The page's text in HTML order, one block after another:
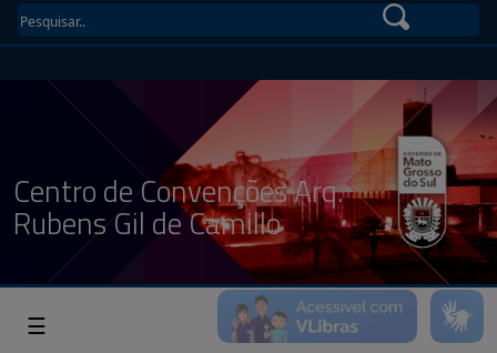
Centro de Convenções Arq.
Rubens Gil de Camillo
☰